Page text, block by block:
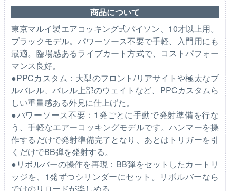
商品について
東京マルイ製エアコッキング式パイソン、10才以上用。
ブラックモデル。パワーソース不要で手軽、入門用にも
最適。臨場感あるライブカート方式で、コストパフォー
マンス良好。
●PPCカスタム：大型のフロント/リアサイトや極太なブ
ルバレル、バレル上部のウェイトなど、PPCカスタムら
しい重量感ある外見に仕上げた。
●パワーソース不要：1発ごとに手動で発射準備を行な
う、手軽なエアーコッキングモデルです。ハンマーを操
作するだけで発射準備完了となり、あとはトリガーを引
くだけでBB弾を発射する。
●リボルバーの操作を再現：BB弾をセットしたカートリ
ッジを、1発ずつシリンダーにセット。リボルバーなら
ではのリロードが楽しめる。